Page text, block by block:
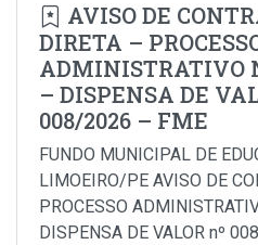
AVISO DE
DIRETA –
ADMINISTRATIVO
– DISPENSA DE
008/2026 – FME
FUNDO MUNICIPAL DE
LIMOEIRO/PE AVISO DE
PROCESSO
DISPENSA DE VALOR nº